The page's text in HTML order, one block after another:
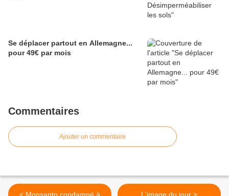
Se déplacer partout en Allemagne...
pour 49€ par mois
Commentaires
Ajouter un commentaire